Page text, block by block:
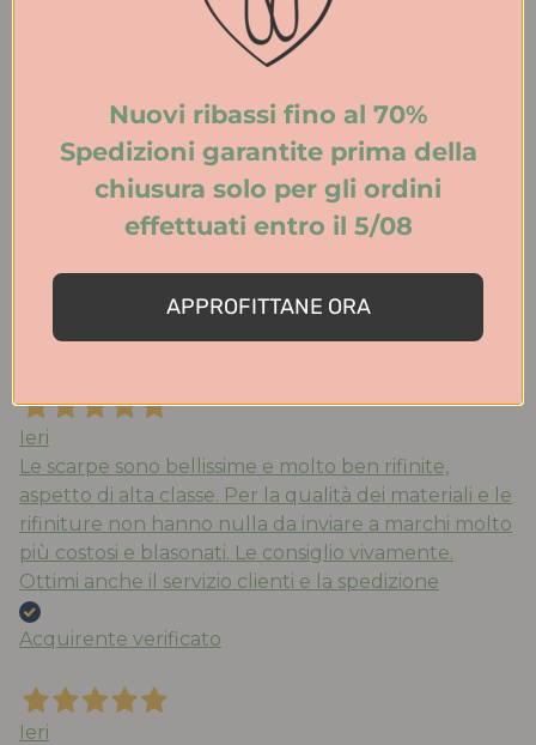
Tutto perfetto. Ritiro in negozio velocissimo.
Acquirente verificato
Acquistato ballerine ‘mucca’ molto belle e comode ,
velocissima. Consigliato !!!’
Acquirente verificato
Ieri
Le scarpe sono bellissime e molto ben rifinite,
aspetto di alta classe. Per la qualità dei materiali e le
rifiniture non hanno nulla da inviare a marchi molto
più costosi e blasonati. Le consiglio vivamente.
Ottimi anche il servizio clienti e la spedizione
Acquirente verificato
Ieri
Nuovi ribassi fino al 70%
Spedizioni garantite prima della
chiusura solo per gli ordini
effettuati entro il 5/08
APPROFITTANE ORA